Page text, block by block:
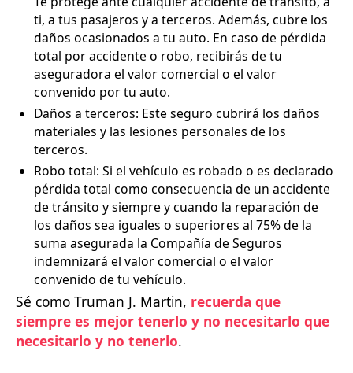
ti, a tus pasajeros y a terceros. Además, cubre los
daños ocasionados a tu auto. En caso de pérdida
total por accidente o robo, recibirás de tu
aseguradora el valor comercial o el valor
convenido por tu auto.
Daños a terceros: Este seguro cubrirá los daños
materiales y las lesiones personales de los
terceros.
Robo total: Si el vehículo es robado o es declarado
pérdida total como consecuencia de un accidente
de tránsito y siempre y cuando la reparación de
los daños sea iguales o superiores al 75% de la
suma asegurada la Compañía de Seguros
indemnizará el valor comercial o el valor
convenido de tu vehículo.
Sé como Truman J. Martin, recuerda que
siempre es mejor tenerlo y no necesitarlo que
necesitarlo y no tenerlo.